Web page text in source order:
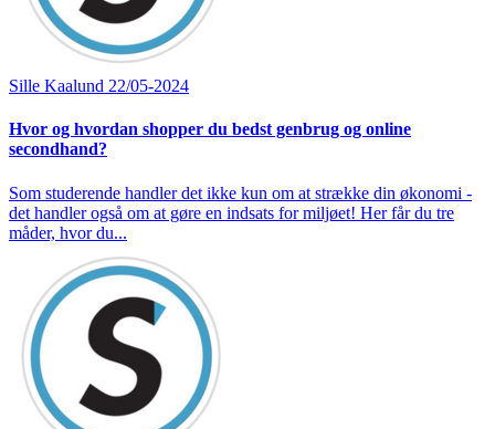
Sille Kaalund 22/05-2024
Hvor og hvordan shopper du bedst genbrug og online
secondhand?
Som studerende handler det ikke kun om at strække din økonomi -
det handler også om at gøre en indsats for miljøet! Her får du tre
måder, hvor du...